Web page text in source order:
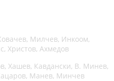
Милчев, Инкоом,
Христов, Ахмедов
Хашев, Кавдански, В. Минев,
Манев, Минчев